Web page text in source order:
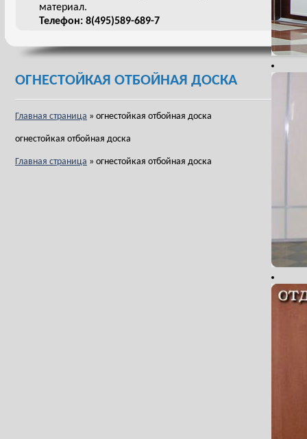
материал.
Телефон: 8(495)589-689-7
ОГНЕСТОЙКАЯ ОТБОЙНАЯ ДОСКА
Главная страница » огнестойкая отбойная доска
огнестойкая отбойная доска
Главная страница » огнестойкая отбойная доска